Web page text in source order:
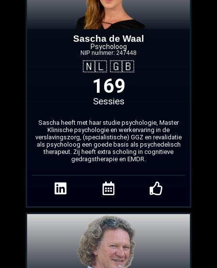
Sascha de Waal
Psycholoog
NIP nummer: 247448
🇳🇱 🇬🇧
Sessies
169
Sascha heeft met haar studie psychologie, Master
Klinische psychologie en werkervaring in de
verslavingszorg, (specialistische) GGZ en revalidatie
als psycholoog een goede basis als psychedelisch
therapeut. Zij heeft extra scholing in cognitieve
gedragstherapie en EMDR.